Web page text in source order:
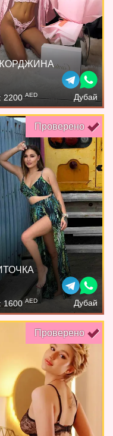
2200AED Дубай
Проверено
1600 AED Дубай
Проверено